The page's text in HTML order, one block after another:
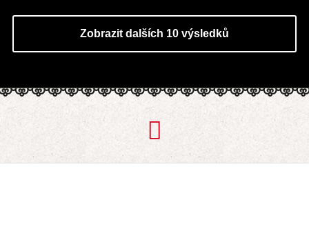
Zobrazit dalších 10 výsledků